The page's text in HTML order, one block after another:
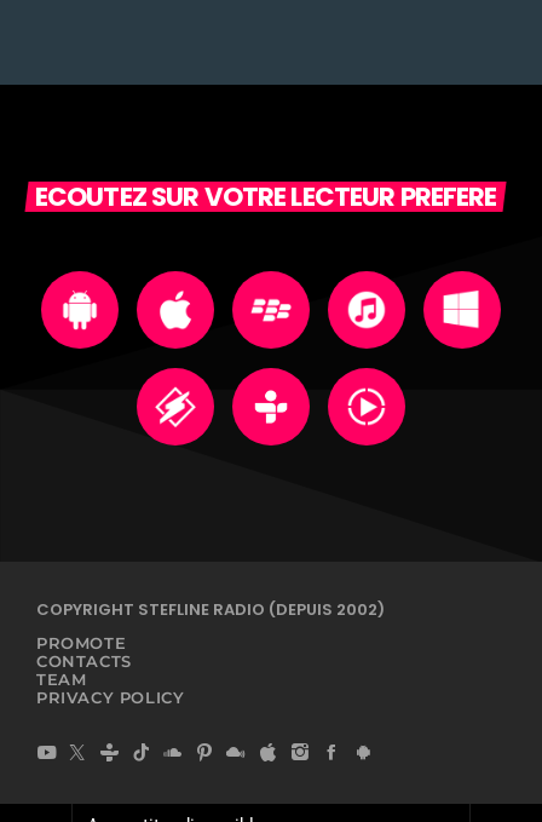
ECOUTEZ SUR VOTRE LECTEUR PREFERE
COPYRIGHT STEFLINE RADIO (DEPUIS 2002)
PROMOTE
CONTACTS
TEAM
PRIVACY POLICY